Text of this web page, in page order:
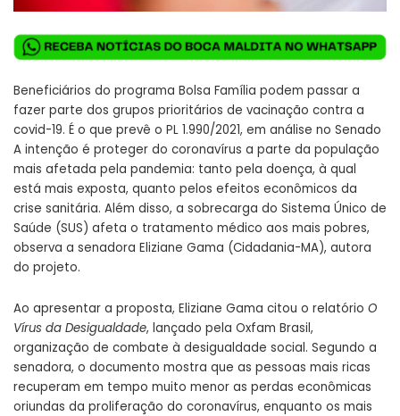
Beneficiários do programa Bolsa Família podem passar a
fazer parte dos grupos prioritários de vacinação contra a
covid-19. É o que prevê o PL 1.990/2021, em análise no Senado
A intenção é proteger do coronavírus a parte da população
mais afetada pela pandemia: tanto pela doença, à qual
está mais exposta, quanto pelos efeitos econômicos da
crise sanitária. Além disso, a sobrecarga do Sistema Único de
Saúde (SUS) afeta o tratamento médico aos mais pobres,
observa a senadora Eliziane Gama (Cidadania-MA), autora
do projeto.
Ao apresentar a proposta, Eliziane Gama citou o relatório O
Vírus da Desigualdade, lançado pela Oxfam Brasil,
organização de combate à desigualdade social. Segundo a
senadora, o documento mostra que as pessoas mais ricas
recuperam em tempo muito menor as perdas econômicas
oriundas da proliferação do coronavírus, enquanto os mais